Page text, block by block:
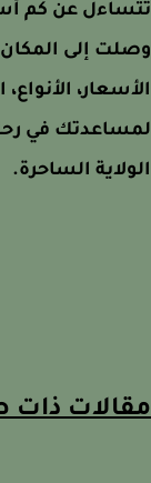
عن كم أسعار
إلى المكان
الأنواع،
في رحلة
الساحرة.
ذات